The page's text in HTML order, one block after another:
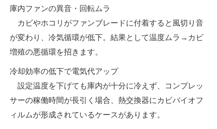
庫内ファンの異音・回転ムラ
カビやホコリがファンブレードに付着すると風切り音
が変わり、冷気循環が低下。結果として温度ムラ→カビ
増殖の悪循環を招きます。
冷却効率の低下で電気代アップ
設定温度を下げても庫内が十分に冷えず、コンプレッ
サーの稼働時間が長引く場合、熱交換器にカビバイオフ
ィルムが形成されているケースがあります。